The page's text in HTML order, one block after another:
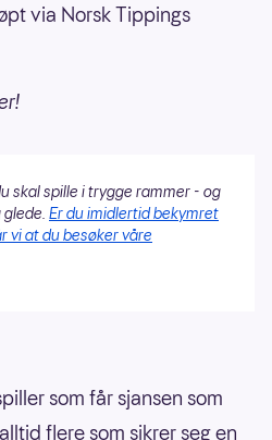
via Norsk Tippings
skal spille i trygge rammer - og
Er du imidlertid bekymret
vi at du besøker våre
som får sjansen som
flere som sikrer seg en